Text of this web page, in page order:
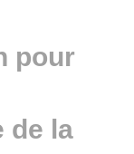
pour
de la